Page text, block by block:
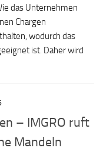
das Unternehmen
Chargen
wodurch das
ist. Daher wird
– IMGRO ruft
Mandeln